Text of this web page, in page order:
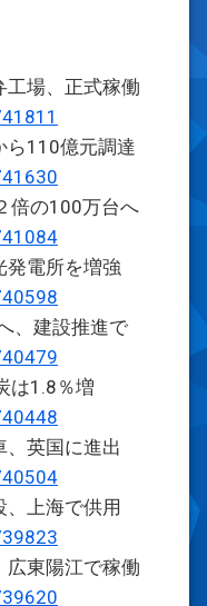
工場、正式稼働
ら110億元調達
倍の100万台へ
発電所を増強
、建設推進で
は1.8％増
、英国に進出
、上海で供用
広東陽江で稼働